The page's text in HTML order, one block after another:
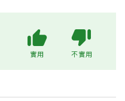
實用 不實用